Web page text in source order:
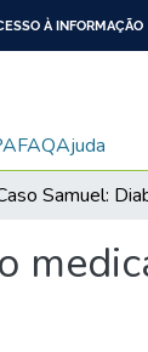
À INFORMAÇÃO
FAQAjuda